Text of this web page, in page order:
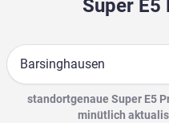
Super E5
Suche
standortgenaue Super E5
minütlich